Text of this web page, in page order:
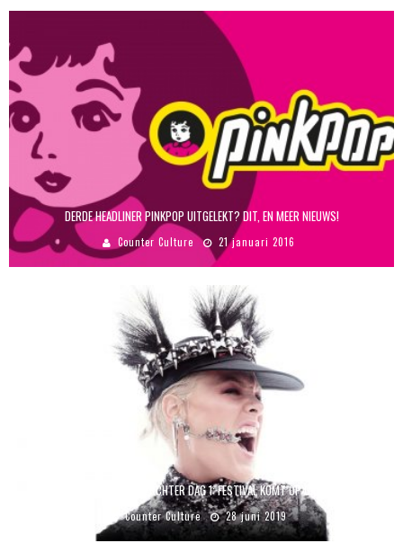
DERDE HEADLINER PINKPOP UITGELEKT? DIT, EN MEER NIEUWS!
Counter Culture 21 januari 2016
REVIEW ROCK WERCHTER DAG 1: FESTIVAL KOMT OP GANG
Counter Culture 28 juni 2019